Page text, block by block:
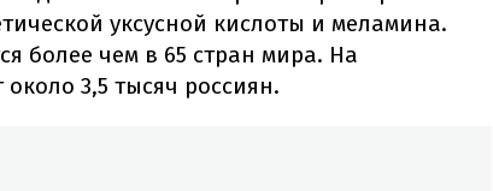
уксусной кислоты и меламина.
более чем в 65 стран мира. На
3,5 тысяч россиян.